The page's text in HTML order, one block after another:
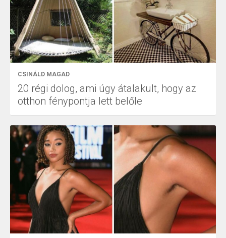
CSINÁLD MAGAD
20 régi dolog, ami úgy átalakult, hogy az
otthon fénypontja lett belőle